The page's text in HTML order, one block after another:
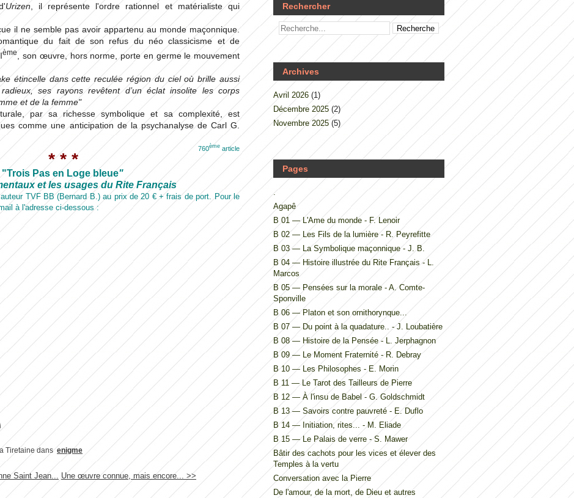
Urizen , il représente l'ordre rationnel et matérialiste qui
il ne semble pas avoir appartenu au monde maçonnique.
du fait de son refus du néo classicisme et de
ème
, son œuvre, hors norme, porte en germe le mouvement
étincelle dans cette reculée région du ciel où brille aussi
ses rayons revêtent d’un éclat insolite les corps
et de la femme"
par sa richesse symbolique et sa complexité, est
comme une anticipation de la psychanalyse de Carl G.
760ème article
* * *
"Trois Pas en Loge bleue"
et les usages du Rite Français
TVF BB (Bernard B.) au prix de 20 € + frais de port. Pour le
à l'adresse ci-dessous :
Tiretaine dans enigme
Saint Jean... Une œuvre connue, mais encore... >>
Rechercher
Archives
Avril 2026 (1)
Décembre 2025 (2)
Novembre 2025 (5)
Pages
.
Agapê
B 01 — L'Ame du monde - F. Lenoir
B 02 — Les Fils de la lumière - R. Peyrefitte
B 03 — La Symbolique maçonnique - J. B.
B 04 — Histoire illustrée du Rite Français - L.
Marcos
B 05 — Pensées sur la morale - A. Comte-
Sponville
B 06 — Platon et son ornithorynque...
B 07 — Du point à la quadature.. - J. Loubatière
B 08 — Histoire de la Pensée - L. Jerphagnon
B 09 — Le Moment Fraternité - R. Debray
B 10 — Les Philosophes - E. Morin
B 11 — Le Tarot des Tailleurs de Pierre
B 12 — À l'insu de Babel - G. Goldschmidt
B 13 — Savoirs contre pauvreté - E. Duflo
B 14 — Initiation, rites... - M. Eliade
B 15 — Le Palais de verre - S. Mawer
Bâtir des cachots pour les vices et élever des
Temples à la vertu
Conversation avec la Pierre
De l'amour, de la mort, de Dieu et autres